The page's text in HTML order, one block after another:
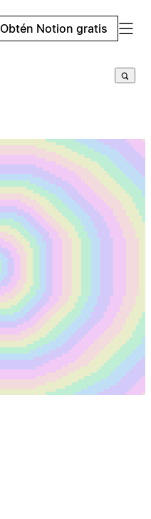
Obtén Notion gratis